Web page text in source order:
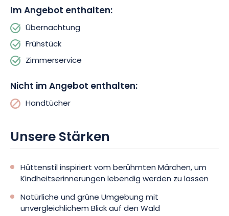
herum bewundern. Ihr Frühstück erwartet Sie jeden Morgen
auf Ihrer privaten Terrasse.
Schalten Sie vom Alltagsstress ab und erholen Sie sich in der
Natur. Rund um die Hütte werden zahlreiche Aktivitäten
Spiele mit Freunden, Sonnenspiele und das berühmte Spiel
der drei kleinen Schweinchen auf der Lichtung, das von Timéo
und Christophe erfunden wurde. Ein Permakultur-Garten steht
Im Angebot enthalten:
Übernachtung
Frühstück
Zimmerservice
Nicht im Angebot enthalten:
Handtücher
Unsere Stärken
Hüttenstil inspiriert vom berühmten Märchen, um
Kindheitserinnerungen lebendig werden zu lassen
Natürliche und grüne Umgebung mit
unvergleichlichem Blick auf den Wald